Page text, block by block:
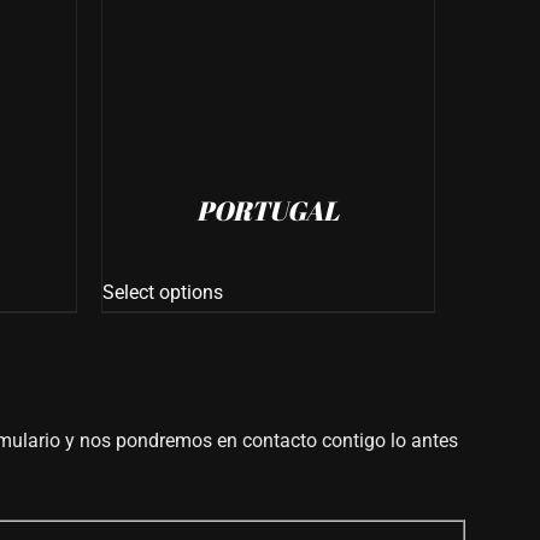
PORTUGAL
Select options
y nos pondremos en contacto contigo lo antes